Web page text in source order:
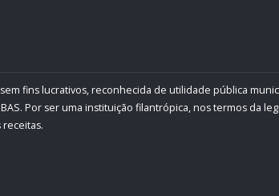
fins lucrativos, reconhecida de utilidade pública
Por ser uma instituição filantrópica, nos termos da